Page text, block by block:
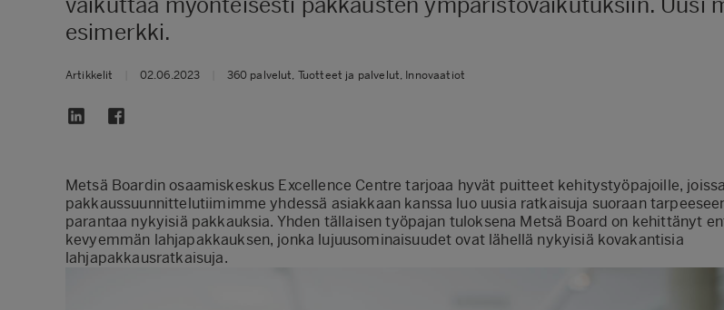
esimerkki.
Artikkelit 02.06.2023 360 palvelut, Tuotteet ja palvelut, Innovaatiot
Metsä Boardin osaamiskeskus Excellence Centre tarjoaa hyvät puitteet kehitystyöpajoille, joissa
pakkaussuunnittelutiimimme yhdessä asiakkaan kanssa luo uusia ratkaisuja suoraan
parantaa nykyisiä pakkauksia. Yhden tällaisen työpajan tuloksena Metsä Board on kehittänyt
kevyemmän lahjapakkauksen, jonka lujuusominaisuudet ovat lähellä nykyisiä kovakantisia
lahjapakkausratkaisuja.